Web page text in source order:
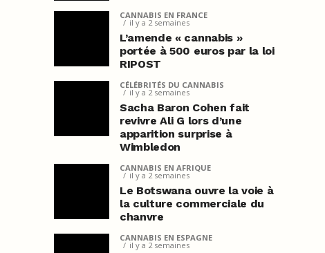
CANNABIS EN FRANCE
il y a 2 semaines
L’amende « cannabis »
portée à 500 euros par la loi
RIPOST
CÉLÉBRITÉS DU CANNABIS
il y a 2 semaines
Sacha Baron Cohen fait
revivre Ali G lors d’une
apparition surprise à
Wimbledon
CANNABIS EN AFRIQUE
il y a 2 semaines
Le Botswana ouvre la voie à
la culture commerciale du
chanvre
CANNABIS EN ESPAGNE
il y a 2 semaines